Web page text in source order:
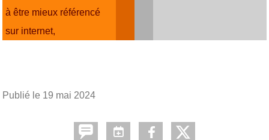
à être mieux référencé
sur internet,
Publié le 19 mai 2024